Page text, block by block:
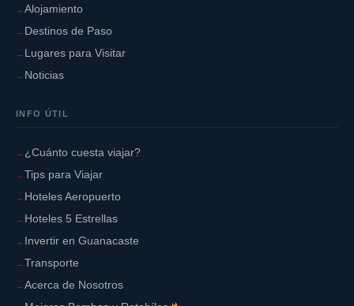
Bomba:
Alojamiento
Destinos de Paso
Lugares para Visitar
Noticias
INFO ÚTIL
¿Cuánto cuesta viajar?
Tips para Viajar
Hoteles Aeropuerto
Hoteles 5 Estrellas
Invertir en Guanacaste
Transporte
Acerca de Nosotros